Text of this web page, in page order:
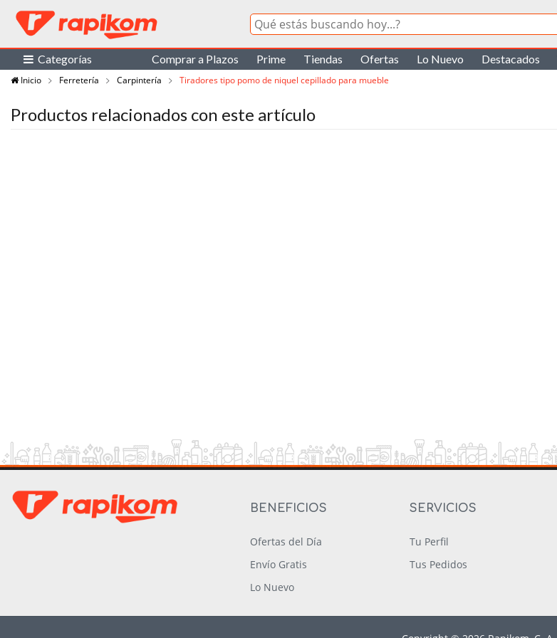
Categorías Comprar a Plazos Prime Tiendas Ofertas Lo Nuevo Destacados
Inicio Ferretería Carpintería Tiradores tipo pomo de niquel cepillado para mueble
Productos relacionados con este artículo
BENEFICIOS
Ofertas del Día
Envío Gratis
Lo Nuevo
SERVICIOS
Tu Perfil
Tus Pedidos